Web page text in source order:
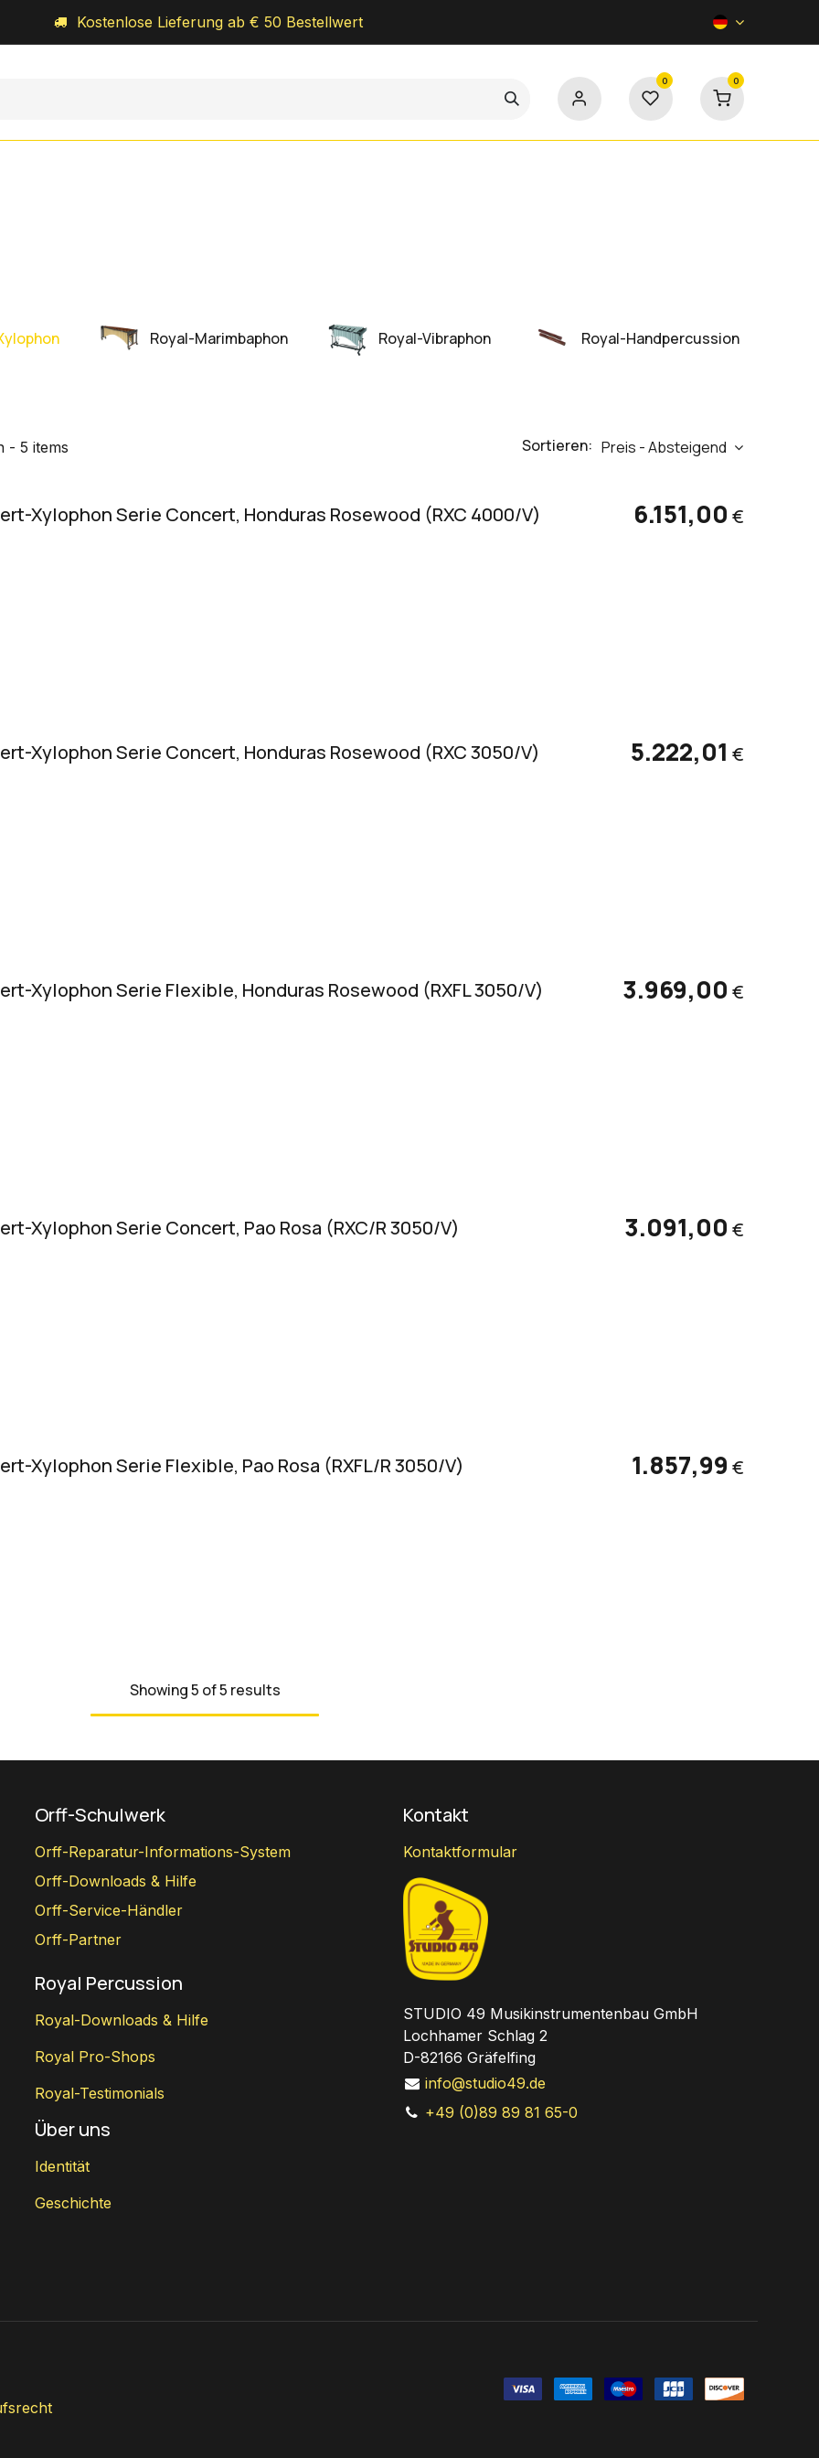
Kostenlose Lieferung ab € 50 Bestellwert
0
0
Royal-Marimbaphon Royal-Vibraphon Royal-Handpercussion
- 5 items Sortieren: Preis - Absteigend
Xylophon Serie Concert, Honduras Rosewood (RXC 4000/V) 6.151,00 €
Xylophon Serie Concert, Honduras Rosewood (RXC 3050/V) 5.222,01 €
Xylophon Serie Flexible, Honduras Rosewood (RXFL 3050/V) 3.969,00 €
Xylophon Serie Concert, Pao Rosa (RXC/R 3050/V) 3.091,00 €
Xylophon Serie Flexible, Pao Rosa (RXFL/R 3050/V) 1.857,99 €
Showing 5 of 5 results
Orff-Schulwerk
Orff-Reparatur-Informations-System
Orff-Downloads & Hilfe
Orff-Service-Händler
Orff-Partner
Royal Percussion
Royal-Downloads & Hilfe
Royal Pro-Shops
Royal-Testimonials
Über uns
Identität
Geschichte
Kontakt
Kontaktformular
STUDIO 49 Musikinstrumentenbau GmbH
Lochhamer Schlag 2
D-82166 Gräfelfing
info@studio49.de
+49 (0)89 89 81 65-0